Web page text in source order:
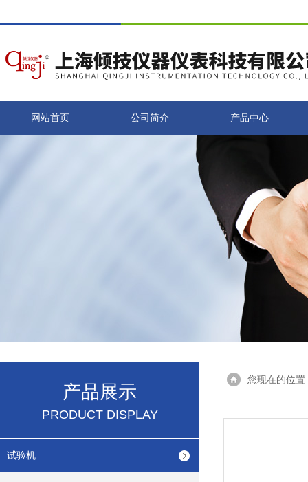
网站首页 公司简介 产品中心
产品展示
PRODUCT DISPLAY
试验机
您现在的位置